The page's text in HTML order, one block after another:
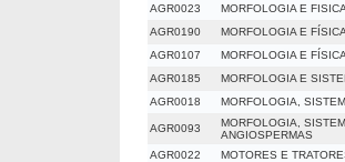
AGR0023
MORFOLOGIA E
AGR0190
MORFOLOGIA E
AGR0107
MORFOLOGIA E
AGR0185
MORFOLOGIA E
AGR0018
MORFOLOGIA,
AGR0093
MORFOLOGIA,
ANGIOSPERMAS
AGR0022
MOTORES E